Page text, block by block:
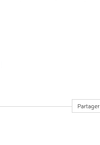
Partager